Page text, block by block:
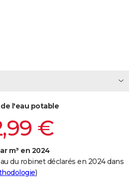
de l'eau potable
€
m³ en 2024
du robinet déclarés en 2024 dans
)